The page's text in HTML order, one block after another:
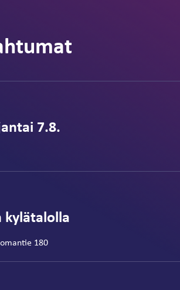
7.8.
kylätalolla
180